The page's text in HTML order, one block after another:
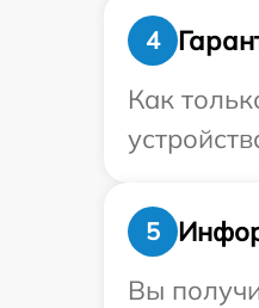
4
Как
5
Вы